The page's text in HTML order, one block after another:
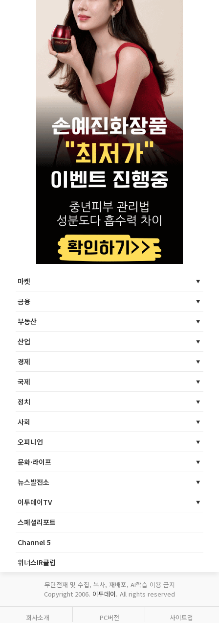
마켓
금융
부동산
산업
경제
국제
정치
사회
오피니언
문화·라이프
뉴스발전소
이투데이TV
스페셜리포트
Channel 5
위너스IR클럽
무단전재 및 수집, 복사, 재배포, AI학습 이용 금지
Copyright 2006. 이투데이. All rights reserved
회사소개 PC버전 사이트맵